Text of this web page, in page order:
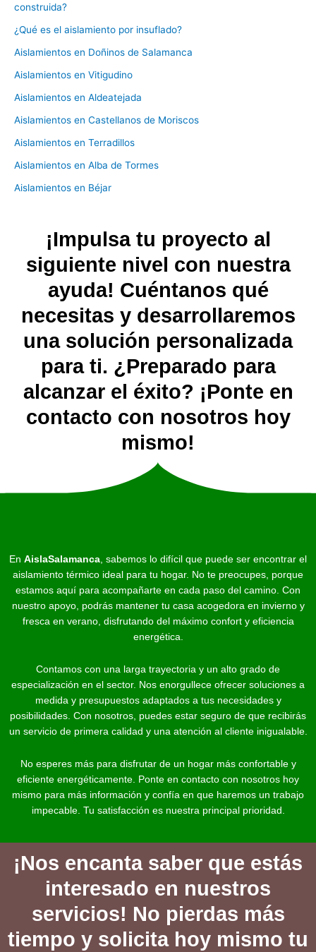
construida?
¿Qué es el aislamiento por insuflado?
Aislamientos en Doñinos de Salamanca
Aislamientos en Vitigudino
Aislamientos en Aldeatejada
Aislamientos en Castellanos de Moriscos
Aislamientos en Terradillos
Aislamientos en Alba de Tormes
Aislamientos en Béjar
¡Impulsa tu proyecto al
siguiente nivel con nuestra
ayuda! Cuéntanos qué
necesitas y desarrollaremos
una solución personalizada
para ti. ¿Preparado para
alcanzar el éxito? ¡Ponte en
contacto con nosotros hoy
mismo!
En AislaSalamanca , sabemos lo difícil que puede ser encontrar el
aislamiento térmico ideal para tu hogar. No te preocupes, porque
estamos aquí para acompañarte en cada paso del camino. Con
nuestro apoyo, podrás mantener tu casa acogedora en invierno y
fresca en verano, disfrutando del máximo confort y eficiencia
energética.
Contamos con una larga trayectoria y un alto grado de
especialización en el sector. Nos enorgullece ofrecer soluciones a
medida y presupuestos adaptados a tus necesidades y
posibilidades. Con nosotros, puedes estar seguro de que recibirás
un servicio de primera calidad y una atención al cliente inigualable.
No esperes más para disfrutar de un hogar más confortable y
eficiente energéticamente. Ponte en contacto con nosotros hoy
mismo para más información y confía en que haremos un trabajo
impecable. Tu satisfacción es nuestra principal prioridad.
¡Nos encanta saber que estás
interesado en nuestros
servicios! No pierdas más
tiempo y solicita hoy mismo tu